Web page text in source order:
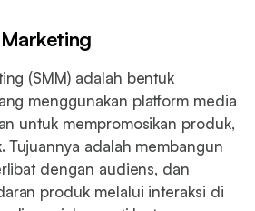
(SMM) adalah bentuk
menggunakan platform media
untuk mempromosikan produk,
Tujuannya adalah membangun
dengan audiens, dan
produk melalui interaksi di